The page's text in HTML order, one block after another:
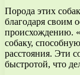
Порода этих
благодаря своим
происхождению.
собаку,
расстояния. Эти
быстротой, что